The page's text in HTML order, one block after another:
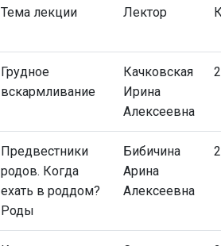
Тема лекции Лектор
Грудное
вскармливание
Качковская
Ирина
Алексеевна
Предвестники
родов. Когда
ехать в роддом?
Роды
Бибичина
Арина
Алексеевна